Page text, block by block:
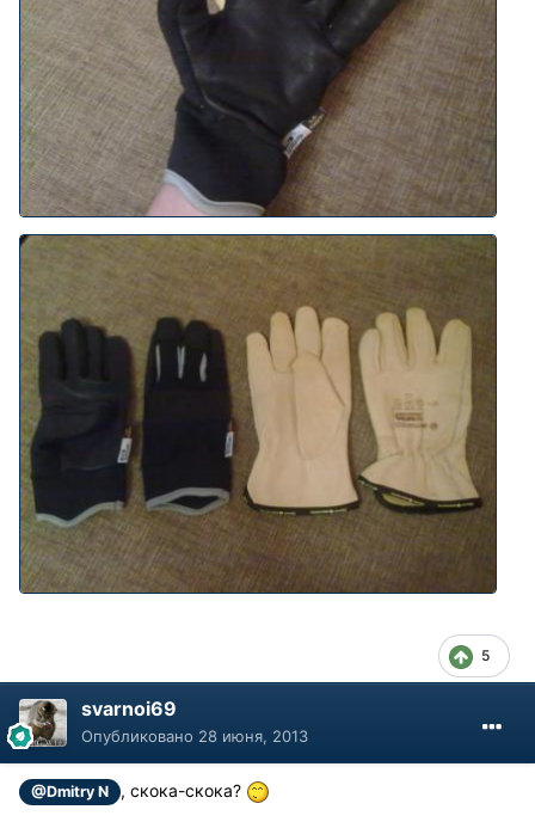
5
svarnoi69
Опубликовано 28 июня, 2013
@Dmitry N , скока-скока?